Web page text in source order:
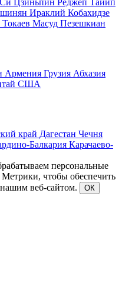
Си Цзиньпин Реджеп Тайип
Ираклий Кобахидзе
Масуд Пезешкиан
Армения Грузия Абхазия
США
край Дагестан Чечня
Балкария Карачаево-
персональные
чтобы обеспечить
веб-сайтом.
ОК